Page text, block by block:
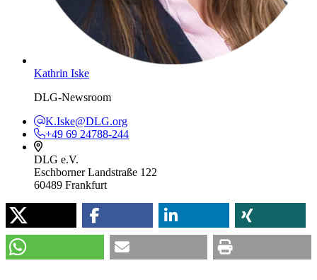
Kathrin Iske
DLG-Newsroom
K.Iske@DLG.org
+49 69 24788-244
DLG e.V.
Eschborner Landstraße 122
60489 Frankfurt